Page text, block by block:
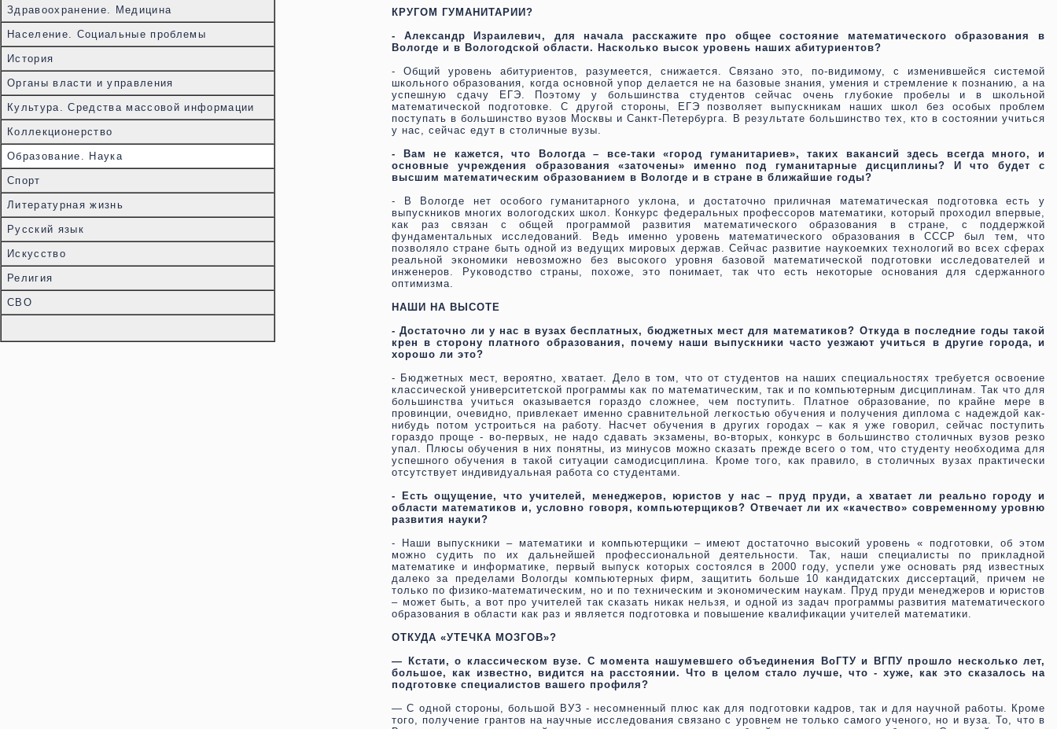
Здравоохранение. Медицина
Население. Социальные проблемы
История
Органы власти и управления
Культура. Средства массовой информации
Коллекционерство
Образование. Наука
Спорт
Литературная жизнь
Русский язык
Искусство
Религия
СВО
КРУГОМ ГУМАНИТАРИИ?
- Александр Израилевич, для начала расскажите про общее состояние математического образования в
Вологде и в Вологодской области. Насколько высок уровень наших абитуриентов?
- Общий уровень абитуриентов, разумеется, снижается. Связано это, по-видимому, с изменившейся системой
школьного образования, когда основной упор делается не на базовые знания, умения и стремление к познанию, а на
успешную сдачу ЕГЭ. Поэтому у большинства студентов сейчас очень глубокие пробелы и в школьной
математической подготовке. С другой стороны, ЕГЭ позволяет выпускникам наших школ без особых проблем
поступать в большинство вузов Москвы и Санкт-Петербурга. В результате большинство тех, кто в состоянии учиться
у нас, сейчас едут в столичные вузы.
- Вам не кажется, что Вологда – все-таки «город гуманитариев», таких вакансий здесь всегда много, и
основные учреждения образования «заточены» именно под гуманитарные дисциплины? И что будет с
высшим математическим образованием в Вологде и в стране в ближайшие годы?
- В Вологде нет особого гуманитарного уклона, и достаточно приличная математическая подготовка есть у
выпускников многих вологодских школ. Конкурс федеральных профессоров математики, который проходил впервые,
как раз связан с общей программой развития математического образования в стране, с поддержкой
фундаментальных исследований. Ведь именно уровень математического образования в СССР был тем, что
позволяло стране быть одной из ведущих мировых держав. Сейчас развитие наукоемких технологий во всех сферах
реальной экономики невозможно без высокого уровня базовой математической подготовки исследователей и
инженеров. Руководство страны, похоже, это понимает, так что есть некоторые основания для сдержанного
оптимизма.
НАШИ НА ВЫСОТЕ
- Достаточно ли у нас в вузах бесплатных, бюджетных мест для математиков? Откуда в последние годы такой
крен в сторону платного образования, почему наши выпускники часто уезжают учиться в другие города, и
хорошо ли это?
- Бюджетных мест, вероятно, хватает. Дело в том, что от студентов на наших специальностях требуется освоение
классической университетской программы как по математическим, так и по компьютерным дисциплинам. Так что для
большинства учиться оказывается гораздо сложнее, чем поступить. Платное образование, по крайне мере в
провинции, очевидно, привлекает именно сравнительной легкостью обучения и получения диплома с надеждой как-
нибудь потом устроиться на работу. Насчет обучения в других городах – как я уже говорил, сейчас поступить
гораздо проще - во-первых, не надо сдавать экзамены, во-вторых, конкурс в большинство столичных вузов резко
упал. Плюсы обучения в них понятны, из минусов можно сказать прежде всего о том, что студенту необходима для
успешного обучения в такой ситуации самодисциплина. Кроме того, как правило, в столичных вузах практически
отсутствует индивидуальная работа со студентами.
- Есть ощущение, что учителей, менеджеров, юристов у нас – пруд пруди, а хватает ли реально городу и
области математиков и, условно говоря, компьютерщиков? Отвечает ли их «качество» современному уровню
развития науки?
- Наши выпускники – математики и компьютерщики – имеют достаточно высокий уровень « подготовки, об этом
можно судить по их дальнейшей профессиональной деятельности. Так, наши специалисты по прикладной
математике и информатике, первый выпуск которых состоялся в 2000 году, успели уже основать ряд известных
далеко за пределами Вологды компьютерных фирм, защитить больше 10 кандидатских диссертаций, причем не
только по физико-математическим, но и по техническим и экономическим наукам. Пруд пруди менеджеров и юристов
– может быть, а вот про учителей так сказать никак нельзя, и одной из задач программы развития математического
образования в области как раз и является подготовка и повышение квалификации учителей математики.
ОТКУДА «УТЕЧКА МОЗГОВ»?
— Кстати, о классическом вузе. С момента нашумевшего объединения ВоГТУ и ВГПУ прошло несколько лет,
большое, как известно, видится на расстоянии. Что в целом стало лучше, что - хуже, как это сказалось на
подготовке специалистов вашего профиля?
— С одной стороны, большой ВУЗ - несомненный плюс как для подготовки кадров, так и для научной работы. Кроме
того, получение грантов на научные исследования связано с уровнем не только самого ученого, но и вуза. То, что в